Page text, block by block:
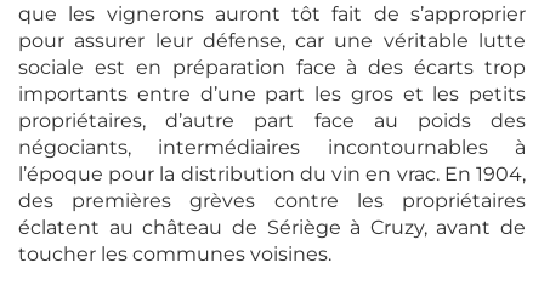
que les vignerons auront tôt fait de s’approprier
pour assurer leur défense, car une véritable lutte
sociale est en préparation face à des écarts trop
importants entre d’une part les gros et les petits
propriétaires, d’autre part face au poids des
négociants, intermédiaires incontournables à
l’époque pour la distribution du vin en vrac. En 1904,
des premières grèves contre les propriétaires
éclatent au château de Sériège à Cruzy, avant de
toucher les communes voisines.